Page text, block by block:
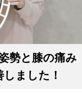
勢と膝の痛み
ました！